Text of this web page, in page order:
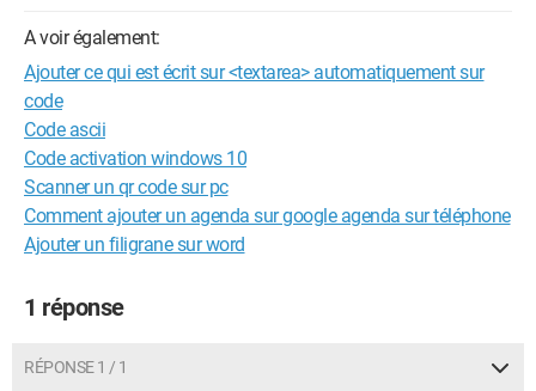
		function afficher()
		{
		menudemarrer =
document.getElementById('menu');
		if (menudemarrer.style.display == 'block')
		{
		menudemarrer.style.display = 'none';
		}
		else
		menudemarrer.style.display = 'block';
		}
A voir également:
Ajouter ce qui est écrit sur <textarea> automatiquement sur
code
Code ascii
Code activation windows 10
Scanner un qr code sur pc
Comment ajouter un agenda sur google agenda sur téléphone
Ajouter un filigrane sur word
1 réponse
RÉPONSE 1 / 1